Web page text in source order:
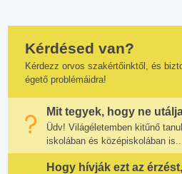
Kérdésed van?
Kérdezz orvos szakértőinktől, és
égető problémáidra!
Mit tegyek, hogy ne
Üdv! Világéletemben kitűnő
iskolában és középiskolában is....
Hogy hívják ezt az